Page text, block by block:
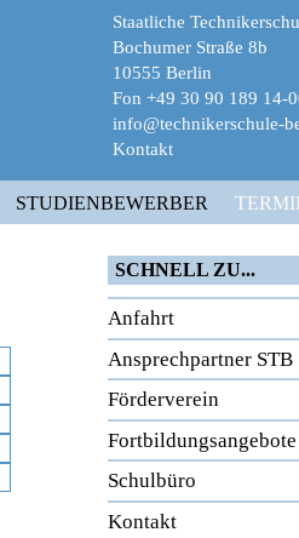
Staatliche
Bochumer Straße 8b
10555 Berlin
Fon +49 30 90 189 14-
info@technikerschule-
Kontakt
STUDIENBEWERBER
SCHNELL ZU...
Anfahrt
Ansprechpartner STB
Förderverein
Fortbildungsangebote
Schulbüro
Kontakt